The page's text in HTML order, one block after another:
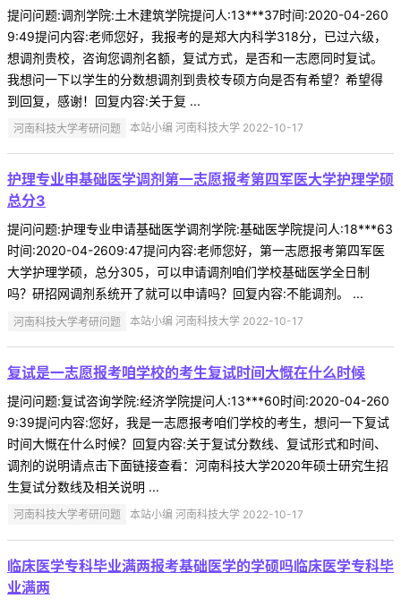
提问问题:调剂学院:土木建筑学院提问人:13***37时间:2020-04-260
9:49提问内容:老师您好，我报考的是郑大内科学318分，已过六级，
想调剂贵校，咨询您调剂名额，复试方式，是否和一志愿同时复试。
我想问一下以学生的分数想调剂到贵校专硕方向是否有希望？希望得
到回复，感谢！回复内容:关于复 ...
河南科技大学考研问题 本站小编 河南科技大学 2022-10-17
护理专业申基础医学调剂第一志愿报考第四军医大学护理学硕
总分3
提问问题:护理专业申请基础医学调剂学院:基础医学院提问人:18***63
时间:2020-04-2609:47提问内容:老师您好，第一志愿报考第四军医
大学护理学硕，总分305，可以申请调剂咱们学校基础医学全日制
吗？研招网调剂系统开了就可以申请吗？回复内容:不能调剂。 ...
河南科技大学考研问题 本站小编 河南科技大学 2022-10-17
复试是一志愿报考咱学校的考生复试时间大慨在什么时候
提问问题:复试咨询学院:经济学院提问人:13***60时间:2020-04-260
9:39提问内容:您好，我是一志愿报考咱们学校的考生，想问一下复试
时间大慨在什么时候？回复内容:关于复试分数线、复试形式和时间、
调剂的说明请点击下面链接查看：河南科技大学2020年硕士研究生招
生复试分数线及相关说明 ...
河南科技大学考研问题 本站小编 河南科技大学 2022-10-17
临床医学专科毕业满两报考基础医学的学硕吗临床医学专科毕
业满两